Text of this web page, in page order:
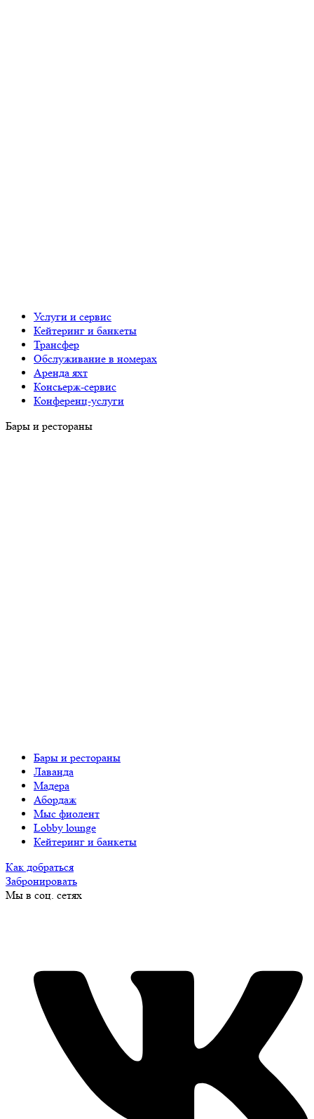
Услуги и сервис
Кейтеринг и банкеты
Трансфер
Обслуживание в номерах
Аренда яхт
Консьерж-сервис
Конференц-услуги
Бары и рестораны
Бары и рестораны
Лаванда
Мадера
Абордаж
Мыс фиолент
Lobby lounge
Кейтеринг и банкеты
Как добраться
Забронировать
Мы в соц. сетях